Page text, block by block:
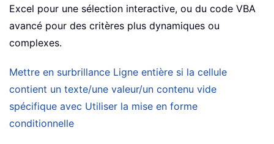
Excel pour une sélection interactive, ou du code VBA
avancé pour des critères plus dynamiques ou
complexes.
Mettre en surbrillance Ligne entière si la cellule
contient un texte/une valeur/un contenu vide
spécifique avec Utiliser la mise en forme
conditionnelle